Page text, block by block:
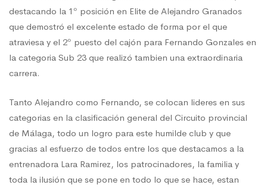
destacando la 1º posición en Elite de Alejandro Granados
que demostró el excelente estado de forma por el que
atraviesa y el 2º puesto del cajón para Fernando Gonzales en
la categoria Sub 23 que realizó tambien una extraordinaria
carrera.
Tanto Alejandro como Fernando, se colocan lideres en sus
categorias en la clasificación general del Circuito provincial
de Málaga, todo un logro para este humilde club y que
gracias al esfuerzo de todos entre los que destacamos a la
entrenadora Lara Ramirez, los patrocinadores, la familia y
toda la ilusión que se pone en todo lo que se hace, estan